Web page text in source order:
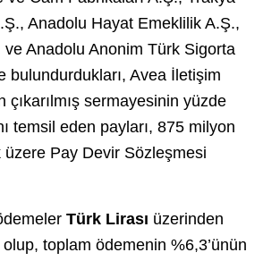
Anadolu Hayat Emeklilik A.Ş.,
Anadolu Anonim Türk Sigorta
bulundurdukları, Avea İletişim
çıkarılmış sermayesinin yüzde
temsil eden payları, 875 milyon
üzere Pay Devir Sözleşmesi
Türk Lirası üzerinden
toplam ödemenin %6,3’ünün